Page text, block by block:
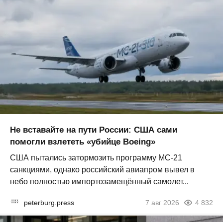
Не вставайте на пути России: США сами
помогли взлететь «убийце Boeing»
США пытались затормозить программу МС-21
санкциями, однако российский авиапром вывел в
небо полностью импортозамещённый самолет...
peterburg.press 7 авг 2026 4 832